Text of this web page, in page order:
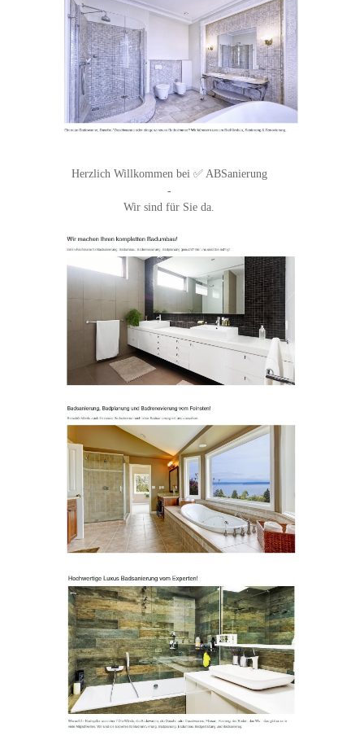
Herzlich Willkommen bei ✅ ABSanierung
-
Wir sind für Sie da.